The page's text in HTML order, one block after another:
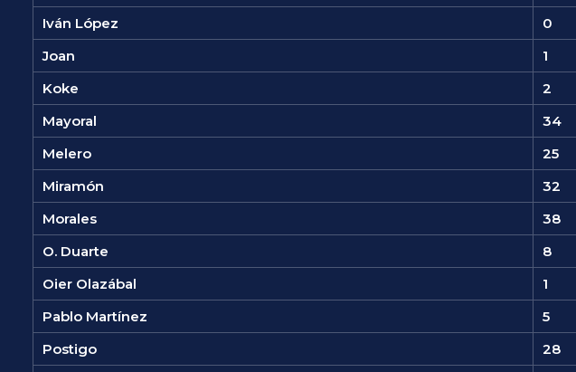
Iván López
0
Joan
1
Koke
2
Mayoral
34
Melero
25
Miramón
32
Morales
38
O. Duarte
8
Oier Olazábal
1
Pablo Martínez
5
Postigo
28